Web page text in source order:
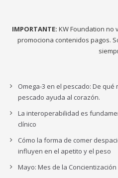
IMPORTANTE: KW Foundation no
promociona contenidos pagos.
Omega-3 en el pescado: De
pescado ayuda al corazón.
La interoperabilidad es
clínico
Cómo la forma de comer
influyen en el apetito y el peso
Mayo: Mes de la